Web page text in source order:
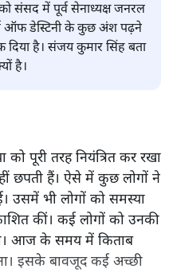
संसद में पूर्व सेनाध्यक्ष जनरल
ऑफ डेस्टिनी के कुछ अंश पढ़ने
दिया है। संजय कुमार सिंह बता
है।
को पूरी तरह नियंत्रित कर रखा
छपती हैं। ऐसे में कुछ लोगों ने
उसमें भी लोगों को समस्या
कीं। कई लोगों को उनकी
आज के समय में किताब
इसके बावजूद कई अच्छी